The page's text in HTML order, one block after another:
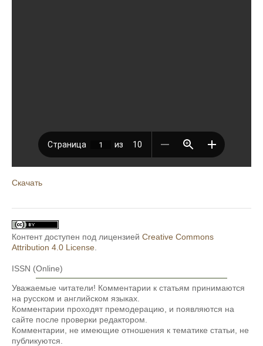
Скачать
Контент доступен под лицензией Creative Commons
Attribution 4.0 License
ISSN (Online)
Уважаемые читатели! Комментарии к статьям принимаются
на русском и английском языках.
Комментарии проходят премодерацию, и появляются на
сайте после проверки редактором.
Комментарии, не имеющие отношения к тематике статьи, не
публикуются.